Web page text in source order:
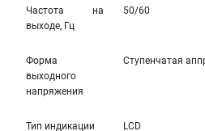
Частота на
выходе, Гц
50/60
Форма
выходного
напряжения
Ступенчатая
Тип индикации LCD